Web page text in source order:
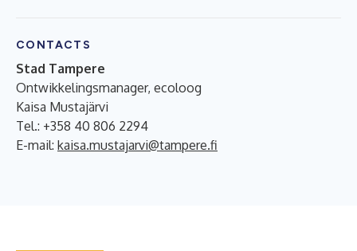
CONTACTS
Stad Tampere
Ontwikkelingsmanager, ecoloog
Kaisa Mustajärvi
Tel.: +358 40 806 2294
E-mail: kaisa.mustajarvi@tampere.fi